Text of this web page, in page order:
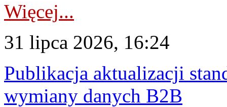
Więcej...
31 lipca 2026, 16:24
Publikacja aktualizacji
wymiany danych B2B